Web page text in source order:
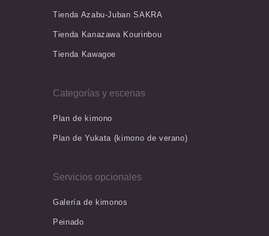
Tienda Azabu-Juban SAKRA
Tienda Kanazawa Kourinbou
Tienda Kawagoe
Categorías y escenas
Plan de kimono
Plan de Yukata (kimono de verano)
Servicios opcionales
Galería de kimonos
Peinado